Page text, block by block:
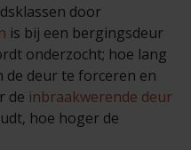
door
is bij een bergingsdeur
onderzocht; hoe lang
deur te forceren en
de inbraakwerende deur
hoe hoger de